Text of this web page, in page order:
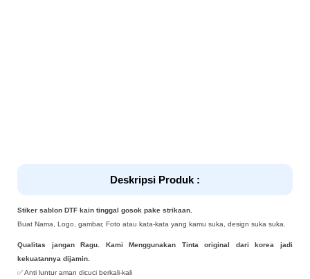
Deskripsi Produk :
Stiker sablon DTF kain tinggal gosok pake strikaan.
Buat Nama, Logo, gambar, Foto atau kata-kata yang kamu suka, design suka suka.
Qualitas jangan Ragu. Kami Menggunakan Tinta original dari korea jadi
kekuatannya dijamin.
✅ Anti luntur aman dicuci berkali-kali